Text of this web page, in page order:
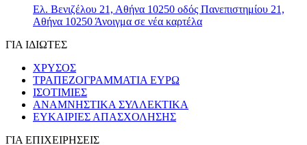
Ελ. Βενιζέλου 21, Αθήνα 10250 οδός Πανεπιστημίου 21,
Αθήνα 10250 Άνοιγμα σε νέα καρτέλα
ΓΙΑ ΙΔΙΩΤΕΣ
ΧΡΥΣΟΣ
ΤΡΑΠΕΖΟΓΡΑΜΜΑΤΙΑ ΕΥΡΩ
ΙΣΟΤΙΜΙΕΣ
ΑΝΑΜΝΗΣΤΙΚΑ ΣΥΛΛΕΚΤΙΚΑ
ΕΥΚΑΙΡΙΕΣ ΑΠΑΣΧΟΛΗΣΗΣ
ΓΙΑ ΕΠΙΧΕΙΡΗΣΕΙΣ